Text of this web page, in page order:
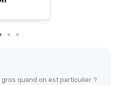
quand on est particulier ?